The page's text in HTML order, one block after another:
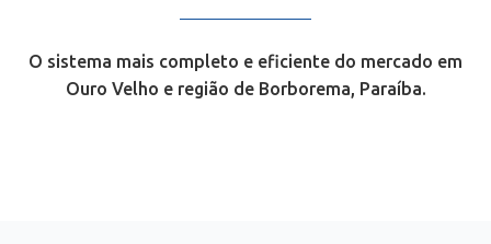
O sistema mais completo e eficiente do mercado em
Ouro Velho e região de Borborema, Paraíba.